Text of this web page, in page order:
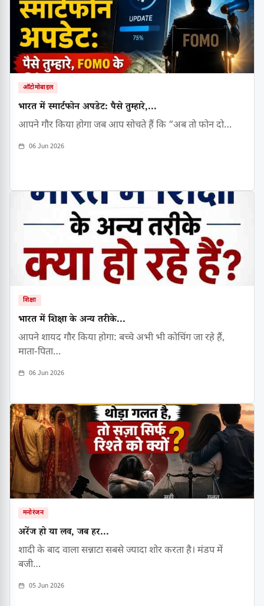
ऑटोमोबाइल
भारत में स्मार्टफोन अपडेट: पैसे तुम्हारे,...
आपने गौर किया होगा जब आप सोचते हैं कि “अब तो फोन दो…
06 Jun 2026
शिक्षा
भारत में शिक्षा के अन्य तरीके...
आपने शायद गौर किया होगा: बच्चे अभी भी कोचिंग जा रहे हैं,
माता-पिता…
06 Jun 2026
मनोरंजन
अरेंज हो या लव, जब हर...
शादी के बाद वाला सन्नाटा सबसे ज्यादा शोर करता है। मंडप में
बजी…
05 Jun 2026